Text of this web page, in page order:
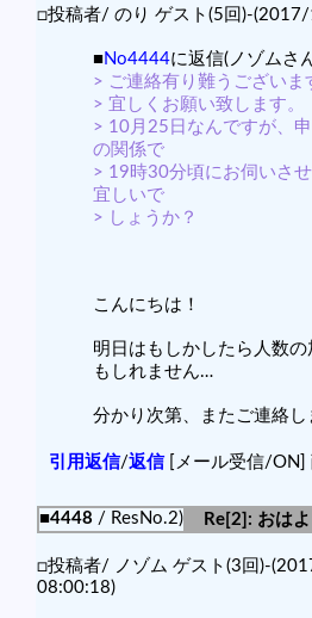
□投稿者/ のり ゲスト(5回)-
■No4444に返信(ノゾムさ
> ご連絡有り難うございま
> 宜しくお願い致します。
> 10月25日なんですが、
の関係で
> 19時30分頃にお伺いさ
宜しいで
> しょうか？
こんにちは！
明日はもしかしたら人数
もしれません…
分かり次第、またご連絡し
引用返信/返信[メール受信/ON]
■4448 / ResNo.2)
Re[2]: おは
□投稿者/ ノゾム ゲスト(3回)-
08:00:18)